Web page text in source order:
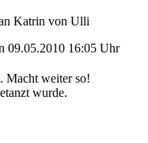
Katrin von Ulli
09.05.2010 16:05 Uhr
Macht weiter so!
wurde.